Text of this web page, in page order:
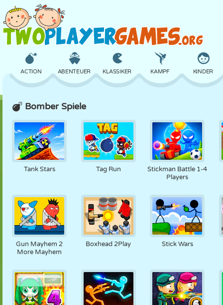
ACTION ABENTEUER KLASSIKER KAMPF KINDER
SCHLOSS SCHACH CRAZY VERTEIDIGUNG DINOSAURIER
MÄDCHEN SPRINGEN MATHE LABYRINTH
PUPPEN RÄTSEL REAKTION RETRO ROBOTER
STRATEGIE PANZER TENNIS TIC TAC TOE
Bomber Spiele
Tank Stars Tag Run
Stickman Battle 1-4
Players
Gun Mayhem 2
More Mayhem
Boxhead 2Play Stick Wars